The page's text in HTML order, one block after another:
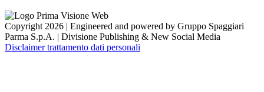
Copyright 2026 | Engineered and powered by Gruppo Spaggiari
Parma S.p.A. | Divisione Publishing & New Social Media
Disclaimer trattamento dati personali